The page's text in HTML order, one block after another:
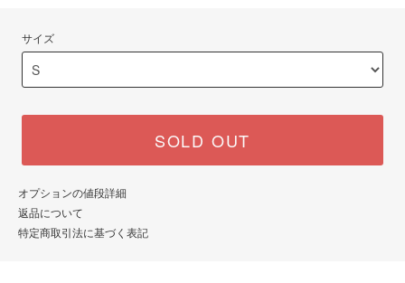
サイズ
SOLD OUT
オプションの値段詳細
返品について
特定商取引法に基づく表記